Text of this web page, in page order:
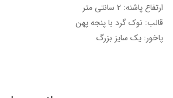
ارتفاع پاشنه: 2 سانتی متر
قالب: نوک گرد با پنجه پهن
پاخور: یک سایز بزرگ